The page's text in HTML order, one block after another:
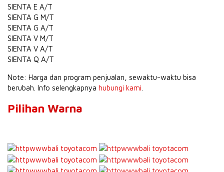
SIENTA E A/T
SIENTA G M/T
SIENTA G A/T
SIENTA V M/T
SIENTA V A/T
SIENTA Q A/T
Note: Harga dan program penjualan, sewaktu-waktu bisa
berubah. Info selengkapnya hubungi kami
Pilihan Warna